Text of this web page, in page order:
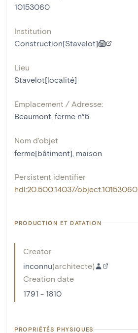
10153060
Institution
Construction[Stavelot]
Lieu
Stavelot[localité]
Emplacement / Adresse:
Beaumont, ferme n°5
Nom d'objet
ferme[bâtiment] maison
Persistent identifier
hdl:20.500.14037/object.10153060
PRODUCTION ET DATATION
Creator
inconnu(architecte)
Creation date
1791 - 1810
PROPRIÉTÉS PHYSIQUES